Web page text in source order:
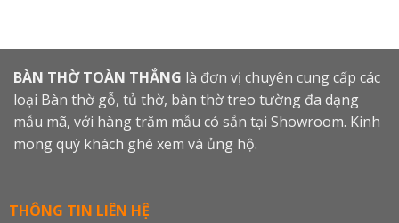
BÀN THỜ TOÀN THẮNG là đơn vị chuyên cung cấp các
loại Bàn thờ gỗ, tủ thờ, bàn thờ treo tường đa dạng
mẫu mã, với hàng trăm mẫu có sẵn tại Showroom. Kinh
mong quý khách ghé xem và ủng hộ.
THÔNG TIN LIÊN HỆ